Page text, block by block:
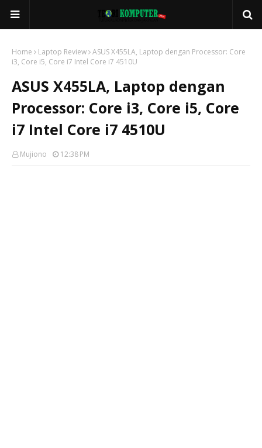
Home Laptop Review ASUS X455LA, Laptop dengan Processor: Core
i3, Core i5, Core i7 Intel Core i7 4510U
ASUS X455LA, Laptop dengan
Processor: Core i3, Core i5, Core
i7 Intel Core i7 4510U
Mujiono 12:38 PM